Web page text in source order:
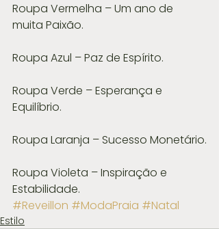
Roupa Vermelha – Um ano de
muita Paixão.
Roupa Azul – Paz de Espírito.
Roupa Verde – Esperança e
Equilíbrio.
Roupa Laranja – Sucesso Monetário.
Roupa Violeta – Inspiração e
Estabilidade.
#Reveillon #ModaPraia #Natal
Estilo